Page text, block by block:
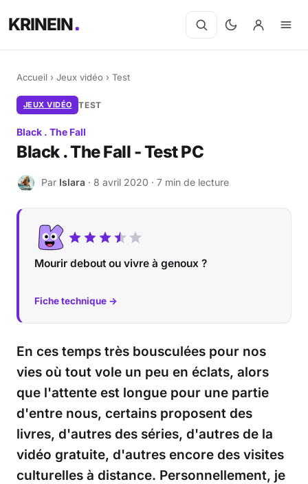
KRINEIN
Accueil › Jeux vidéo › Test
JEUX VIDÉO TEST
Black . The Fall
Black . The Fall - Test PC
I Par Islara · 8 avril 2020 · 7 min de lecture
Mourir debout ou vivre à genoux ?
Fiche technique →
En ces temps très bousculées pour nos
vies où tout vole un peu en éclats, alors
que l'attente est longue pour une partie
d'entre nous, certains proposent des
livres, d'autres des séries, d'autres de la
vidéo gratuite, d'autres encore des visites
culturelles à distance. Personnellement, je